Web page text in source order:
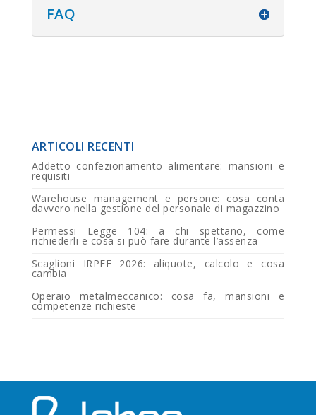
FAQ
ARTICOLI RECENTI
Addetto confezionamento alimentare: mansioni e
requisiti
Warehouse management e persone: cosa conta
davvero nella gestione del personale di magazzino
Permessi Legge 104: a chi spettano, come
richiederli e cosa si può fare durante l’assenza
Scaglioni IRPEF 2026: aliquote, calcolo e cosa
cambia
Operaio metalmeccanico: cosa fa, mansioni e
competenze richieste